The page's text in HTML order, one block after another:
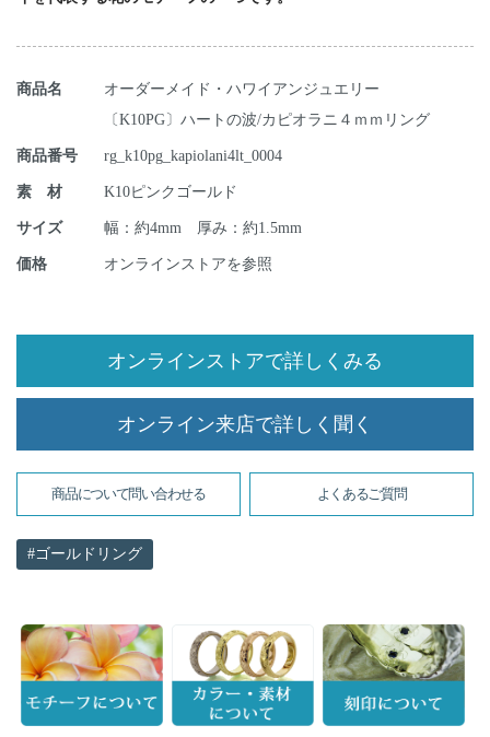
商品名
オーダーメイド・ハワイアンジュエリー
〔K10PG〕ハートの波/カピオラニ４ｍｍリング
商品番号 rg_k10pg_kapiolani4lt_0004
素 材 K10ピンクゴールド
サイズ 幅：約4mm 厚み：約1.5mm
価格 オンラインストアを参照
オンラインストアで詳しくみる
オンライン来店で詳しく聞く
商品について問い合わせる よくあるご質問
ゴールドリング